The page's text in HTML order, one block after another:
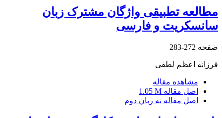
مطالعه تطبیقی واژگان مشترک زبان
سانسکریت و فارسی
صفحه 272-283
فرزانه اعظم لطفی
مشاهده مقاله
اصل مقاله 1.05 M
اصل مقاله به زبان دوم